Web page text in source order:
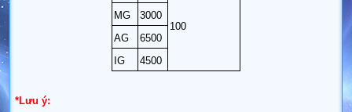
100
MG
3000
AG
6500
IG
4500
*Lưu ý: